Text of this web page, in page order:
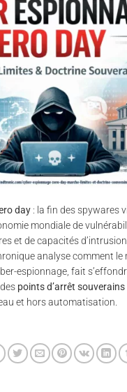
day: la fin des spywares
mondiale de
et de capacités
analyse comment le
espionnage, fait
points d’arrêt souverains
et hors automatisation.